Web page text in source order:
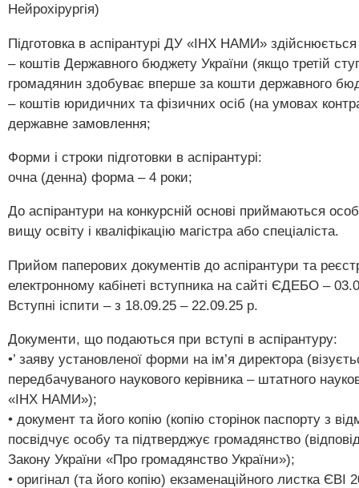
Нейрохірургія)
Підготовка в аспірантурі ДУ «ІНХ НАМИ»
– коштів Державного бюджету України (якщо третій
громадянин здобуває вперше за кошти державного
– коштів юридичних та фізичних осіб (на умовах
державне замовлення;
Форми і строки підготовки в аспірантурі:
очна (денна) форма – 4 роки;
До аспірантури на конкурсній основі приймаються
вищу освіту і кваліфікацію магістра або спеціаліста.
Прийом паперових документів до аспірантури та
електронному кабінеті вступника на сайті ЄДЕБО –
Вступні іспити – з 18.09.25 – 22.09.25 р.
Документи, що подаються при вступі в аспірантуру:
•’ заяву установленої форми на ім’я директора
передбачуваного наукового керівника – штатного
«ІНХ НАМИ»);
• документ та його копію (копію сторінок паспорту з
посвідчує особу та підтверджує громадянство
Закону України «Про громадянство України»);
• оригінал (та його копію) екзаменаційного листка ЄВІ